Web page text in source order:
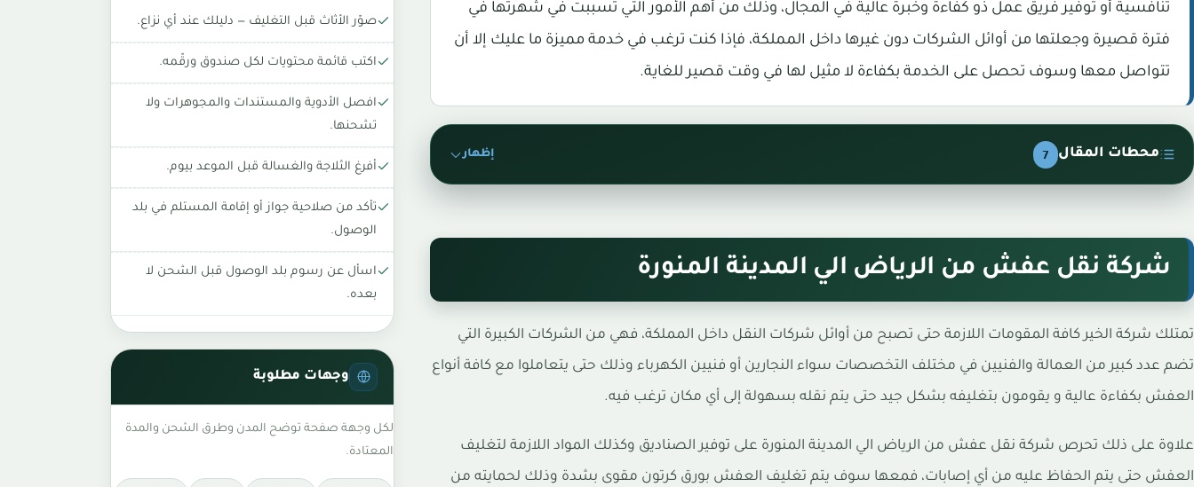
تنافسية أو توفير فريق عمل ذو كفاءة وخبرة عالية في المجال، وذلك من أهم الأمور التي تسببت في شهرتها في
فترة قصيرة وجعلتها من أوائل الشركات دون غيرها داخل المملكة، فإذا كنت ترغب في خدمة مميزة ما عليك إلا أن
تتواصل معها وسوف تحصل على الخدمة بكفاءة لا مثيل لها في وقت قصير للغاية.
محطات المقال 7 إظهار
شركة نقل عفش من الرياض الي المدينة المنورة
تمتلك شركة الخير كافة المقومات اللازمة حتى تصبح من أوائل شركات النقل داخل المملكة، فهي من الشركات الكبيرة التي
تضم عدد كبير من العمالة والفنيين في مختلف التخصصات سواء النجارين أو فنيين الكهرباء وذلك حتى يتعاملوا مع كافة أنواع
العفش بكفاءة عالية و يقومون بتغليفه بشكل جيد حتى يتم نقله بسهولة إلى أي مكان ترغب فيه.
علاوة على ذلك تحرص شركة نقل عفش من الرياض الي المدينة المنورة على توفير الصناديق وكذلك المواد اللازمة لتغليف
العفش حتى يتم الحفاظ عليه من أي إصابات، فمعها سوف يتم تغليف العفش بورق كرتون مقوى بشدة وذلك لحمايته من
صوّر الأثاث قبل التغليف — دليلك عند أي نزاع.
اكتب قائمة محتويات لكل صندوق ورقّمه.
افصل الأدوية والمستندات والمجوهرات ولا
تشحنها.
أفرغ الثلاجة والغسالة قبل الموعد بيوم.
تأكد من صلاحية جواز أو إقامة المستلم في بلد
الوصول.
اسأل عن رسوم بلد الوصول قبل الشحن لا
بعده.
وجهات مطلوبة
لكل وجهة صفحة توضح المدن وطرق الشحن والمدة
المعتادة.